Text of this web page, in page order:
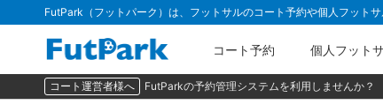
FutPark（フットパーク）は、フットサルのコート予約や個人フット
コート予約 個人フット
コート運営者様へ FutParkの予約管理システムを利用しませんか？